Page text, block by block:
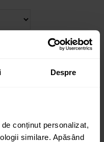
Despre
conținut personalizat,
similare. Apăsând
CLICK AICI!